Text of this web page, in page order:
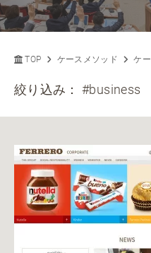
TOP ケースメソッド ケ
絞り込み：#business